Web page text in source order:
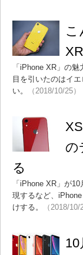
こ
「iPhone XR」の
目を引いたのはイ
い。
（2018/10/25）
の
る
「iPhone XR」が
現するなど、
けする。
（2018/10/